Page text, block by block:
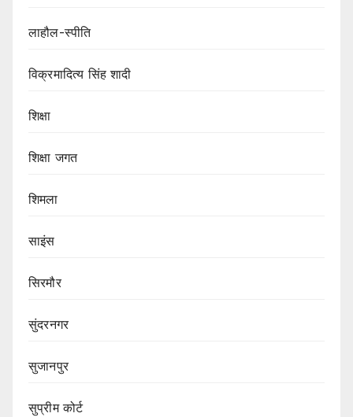
लाहौल-स्पीति
विक्रमादित्य सिंह शादी
शिक्षा
शिक्षा जगत
शिमला
साइंस
सिरमौर
सुंदरनगर
सुजानपुर
सुप्रीम कोर्ट